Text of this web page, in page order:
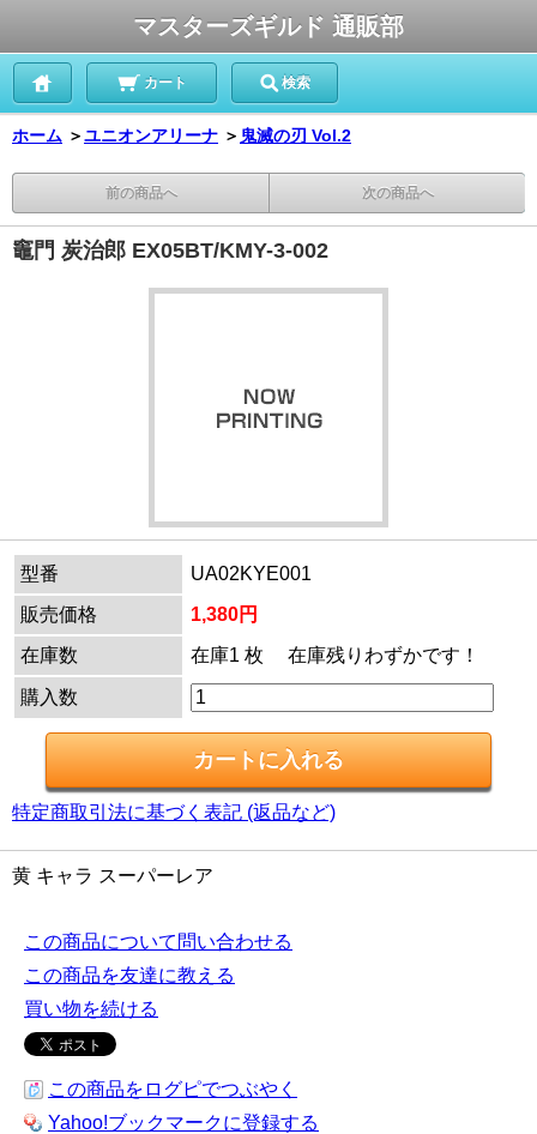
マスターズギルド 通販部
カート 検索
ホーム ＞ユニオンアリーナ ＞ 鬼滅の刃 Vol.2
前の商品へ 次の商品へ
竈門 炭治郎 EX05BT/KMY-3-002
型番
UA02KYE001
販売価格
1,380円
在庫数
在庫1 枚 在庫残りわずかです！
購入数
特定商取引法に基づく表記 (返品など)
黄 キャラ スーパーレア
この商品について問い合わせる
この商品を友達に教える
買い物を続ける
この商品をログピでつぶやく
Yahoo!ブックマークに登録する